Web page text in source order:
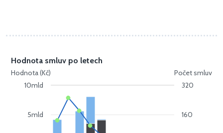
Hodnota (Kč) Počet smluv
Hodnota smluv po letech
5mld
10mld
160
320